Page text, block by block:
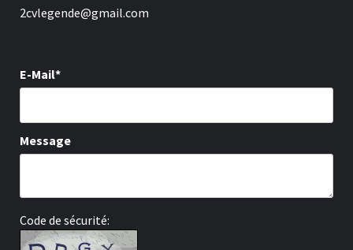
2cvlegende@gmail.com
E-Mail*
Message
Code de sécurité: